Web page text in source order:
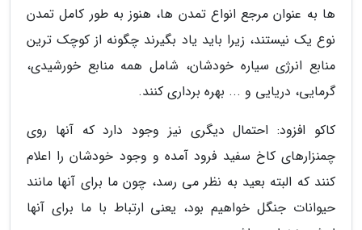
ها به عنوان مرجع انواع تمدن ها، هنوز به طور کامل تمدن
نوع یک نیستند، زیرا باید یاد بگیرند چگونه از کوچک ترین
منابع انرژی سیاره خودشان، شامل همه منابع خورشیدی،
گرمایی، دریایی و ... بهره برداری کنند.
کاکو افزود: احتمال دیگری نیز وجود دارد که آنها روی
چمنزارهای کاخ سفید فرود آمده و وجود خودشان را اعلام
کنند که البته بعید به نظر می رسد، چون ما برای آنها مانند
حیوانات جنگل خواهیم بود، یعنی ارتباط با ما برای آنها